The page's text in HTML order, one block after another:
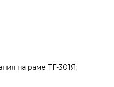
на раме ТГ-301Я;